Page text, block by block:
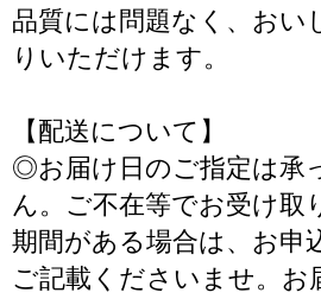
品質には問題なく、おい
りいただけます。
【配送について】
◎お届け日のご指定は承
ん。ご不在等でお受け取
期間がある場合は、お申
ご記載くださいませ。お